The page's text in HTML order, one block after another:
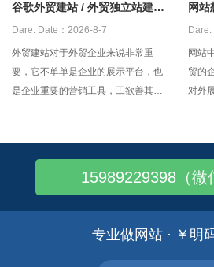
谷歌外贸建站 / 外贸独立站建站
怎么做？
Dare: Date：2026-8-7
外贸建站对于外贸企业来说非常重
要，它不单单是企业的展示平台，也
是企业重要的营销工具，工欲善其事
多越好 现在基本上的外贸建站
网站
么做
Dare:
网站
贸的
对外
的切
15989229398（微
专业做网站 · ￥明